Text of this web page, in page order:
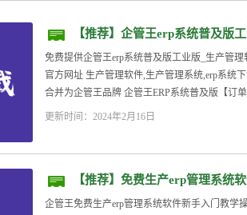
【推荐】企管王erp系统普及版
免费版下载安装
免费提供企管王erp系统普及版工业版_生产管
官方网址 生产管理软件,生产管理系统,erp系统
合并为企管王品牌 企管王ERP系统普及版【订
更新时间：2024年2月16日
【推荐】免费生产erp管理系统
企管王免费生产erp管理系统软件新手入门教学